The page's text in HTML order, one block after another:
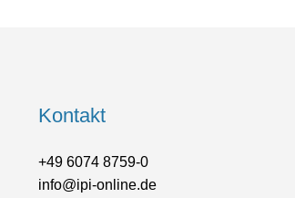
Kontakt
+49 6074 8759-0
info@ipi-online.de